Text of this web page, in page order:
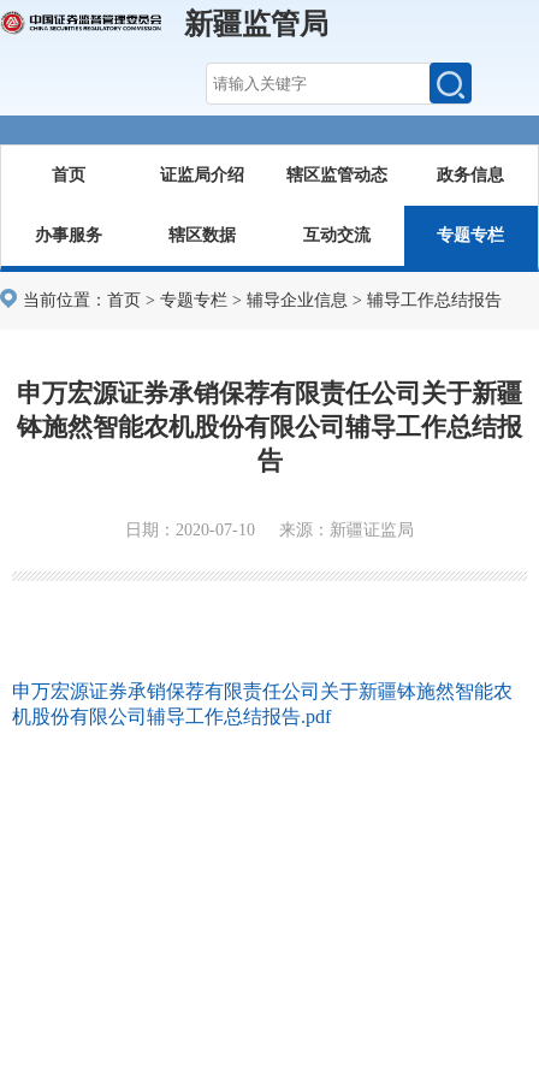
新疆监管局
首页 证监局介绍 辖区监管动态 政务信息
办事服务 辖区数据 互动交流 专题专栏
当前位置： 首页 > 专题专栏 > 辅导企业信息 > 辅导工作总结报告
申万宏源证券承销保荐有限责任公司关于新疆
钵施然智能农机股份有限公司辅导工作总结报
告
日期：2020-07-10 来源：新疆证监局
申万宏源证券承销保荐有限责任公司关于新疆钵施然智能农
机股份有限公司辅导工作总结报告.pdf